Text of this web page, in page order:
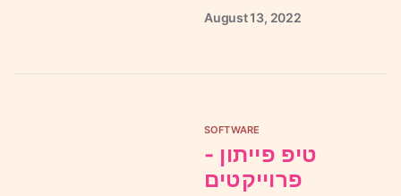
August13, 2022
SOFTWARE
טיפ פייתון -
פרוייקטים